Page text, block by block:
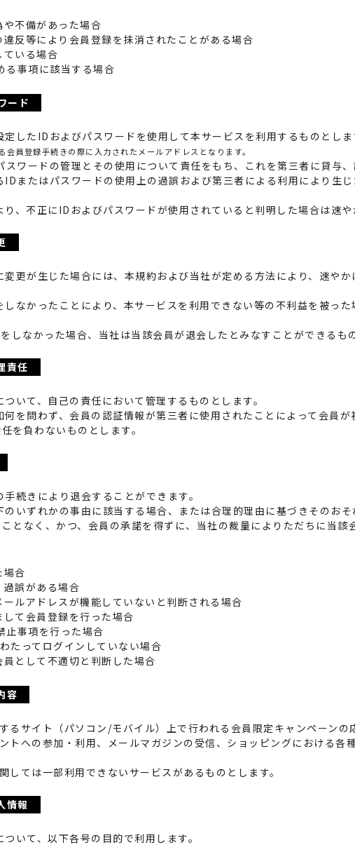
不備があった場合
反等により会員登録を抹消されたことがある場合
いる場合
る事項に該当する場合
ード
定したIDおよびパスワードを使用して本サービスを利用するものとしま
員登録手続きの際に入力されたメールアドレスとなります。
スワードの管理とその使用について責任をもち、これを第三者に貸与
IDまたはパスワードの使用上の過誤および第三者による利用により生
り、不正にIDおよびパスワードが使用されていると判明した場合は速や
変更が生じた場合には、本規約および当社が定める方法により、速や
しなかったことにより、本サービスを利用できない等の不利益を被っ
しなかった場合、当社は当該会員が退会したとみなすことができるも
責任
ついて、自己の責任において管理するものとします。
何を問わず、会員の認証情報が第三者に使用されたことによって会員
を負わないものとします。
手続きにより退会することができます。
のいずれかの事由に該当する場合、または合理的理由に基づきそのお
となく、かつ、会員の承諾を得ずに、当社の裁量によりただちに当該
場合
誤がある場合
ルアドレスが機能していないと判断される場合
て会員登録を行った場合
止事項を行った場合
たってログインしていない場合
として不適切と判断した場合
容
るサイト（パソコン/モバイル）上で行われる会員限定キャンペーンの
トへの参加・利用、メールマガジンの受信、ショッピングにおける各
しては一部利用できないサービスがあるものとします。
情報
ついて、以下各号の目的で利用します。